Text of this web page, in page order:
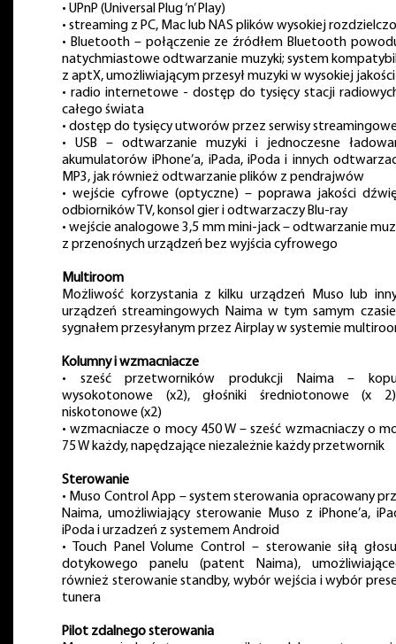
• UPnP (Universal Plug ‘n’ Play)
• streaming z PC, Mac lub NAS plików wysokiej
• Bluetooth – połączenie ze źródłem Bluetooth
natychmiastowe odtwarzanie muzyki; system
z aptX, umożliwiającym przesył muzyki w wysokiej jakości
• radio internetowe - dostęp do tysięcy stacji
całego świata
• dostęp do tysięcy utworów przez serwisy
• USB – odtwarzanie muzyki i jednoczesne
akumulatorów iPhone’a, iPada, iPoda i innych
MP3, jak również odtwarzanie plików z pendrajwów
• wejście cyfrowe (optyczne) – poprawa jakości
odbiorników TV, konsol gier i odtwarzaczy Blu-ray
• wejście analogowe 3,5 mm mini-jack – odtwarzanie
z przenośnych urządzeń bez wyjścia cyfrowego
Multiroom
Możliwość korzystania z kilku urządzeń Muso lub
urządzeń streamingowych Naima w tym samym
sygnałem przesyłanym przez Airplay w systemie
Kolumny i wzmacniacze
• sześć przetworników produkcji Naima –
wysokotonowe (x2), głośniki średniotonowe (x
niskotonowe (x2)
• wzmacniacze o mocy 450 W – sześć wzmacniaczy o
75 W każdy, napędzające niezależnie każdy przetwornik
Sterowanie
• Muso Control App – system sterowania opracowany
Naima, umożliwiający sterowanie Muso z iPhone’a,
iPoda i urzadzeń z systemem Android
• Touch Panel Volume Control – sterowanie siłą
dotykowego panelu (patent Naima),
również sterowanie standby, wybór wejścia i wybór
tunera
Pilot zdalnego sterowania